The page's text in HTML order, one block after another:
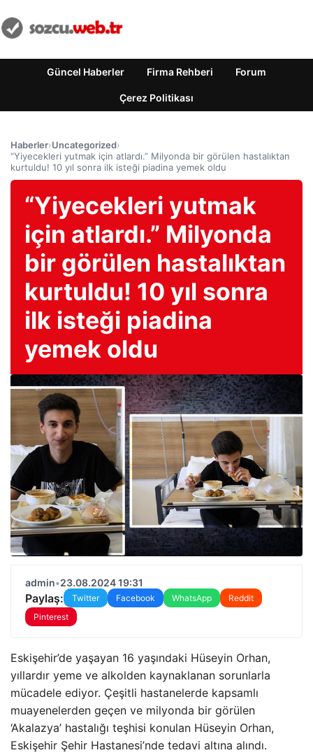
Güncel Haberler Firma Rehberi Forum
Çerez Politikası
Haberler›Uncategorized›
“Yiyecekleri yutmak için atlardı.” Milyonda bir görülen hastalıktan
kurtuldu! 10 yıl sonra ilk isteği piadina yemek oldu
“Yiyecekleri yutmak
için atlardı.” Milyonda
bir görülen hastalıktan
kurtuldu! 10 yıl sonra
ilk isteği piadina
yemek oldu
admin•23.08.2024 19:31
Paylaş: Twitter Facebook WhatsApp
Reddit
Pinterest
Eskişehir’de yaşayan 16 yaşındaki Hüseyin Orhan,
yıllardır yeme ve alkolden kaynaklanan sorunlarla
mücadele ediyor. Çeşitli hastanelerde kapsamlı
muayenelerden geçen ve milyonda bir görülen
‘Akalazya’ hastalığı teşhisi konulan Hüseyin Orhan,
Eskişehir Şehir Hastanesi’nde tedavi altına alındı.